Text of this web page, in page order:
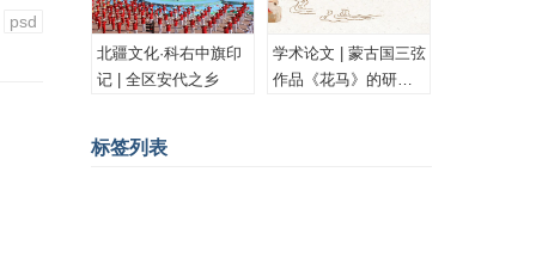
psd
北疆文化·科右中旗印
记 | 全区安代之乡
学术论文 | 蒙古国三弦
作品《花马》的研究
标签列表